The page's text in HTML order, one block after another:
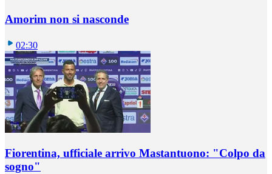
Amorim non si nasconde
02:30
Fiorentina, ufficiale arrivo Mastantuono: "Colpo da
sogno"